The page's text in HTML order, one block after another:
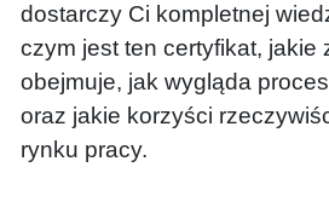
dostarczy Ci kompletnej
czym jest ten certyfikat, jakie
obejmuje, jak wygląda
oraz jakie korzyści
rynku pracy.